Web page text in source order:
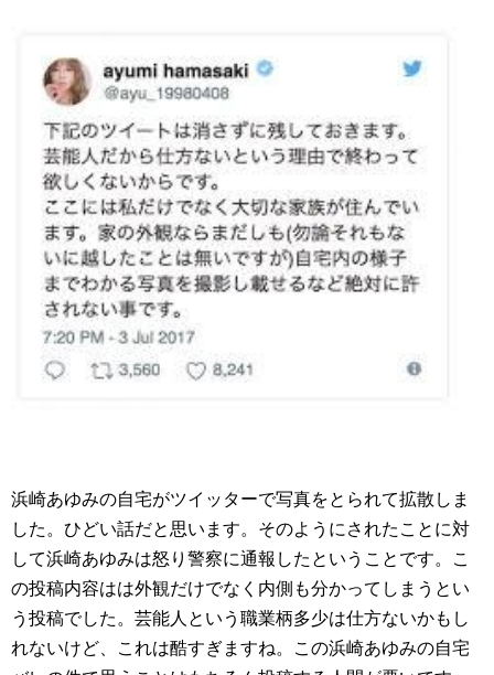
浜崎あゆみの自宅がツイッターで写真をとられて拡散しま
した。ひどい話だと思います。そのようにされたことに対
して浜崎あゆみは怒り警察に通報したということです。こ
の投稿内容はは外観だけでなく内側も分かってしまうとい
う投稿でした。芸能人という職業柄多少は仕方ないかもし
れないけど、これは酷すぎますね。この浜崎あゆみの自宅